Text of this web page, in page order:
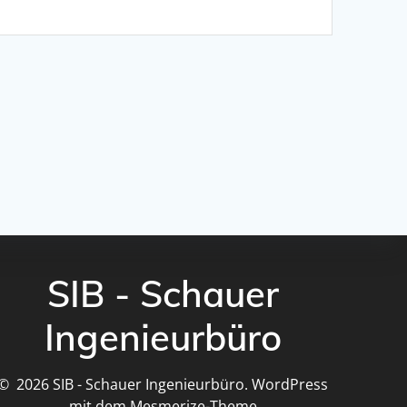
SIB - Schauer
Ingenieurbüro
2026 SIB - Schauer Ingenieurbüro. WordPress